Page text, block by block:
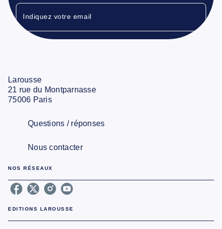
Indiquez votre email
Larousse
21 rue du Montparnasse
75006 Paris
Questions / réponses
Nous contacter
NOS RÉSEAUX
EDITIONS LAROUSSE